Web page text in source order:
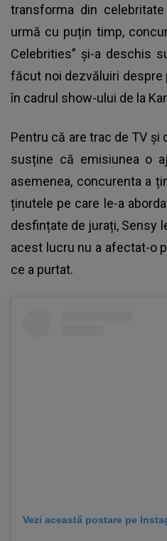
transforma din
urmă cu puțin timp,
Celebrities” și-a deschis
făcut noi dezvăluiri despre
în cadrul show-ului de la
Pentru că are trac de TV și
susține că emisiunea o
asemenea, concurenta a
ținutele pe care le-a
desfințate de jurați, Sensy
acest lucru nu a afectat-o
ce a purtat.
Vezi această postare pe